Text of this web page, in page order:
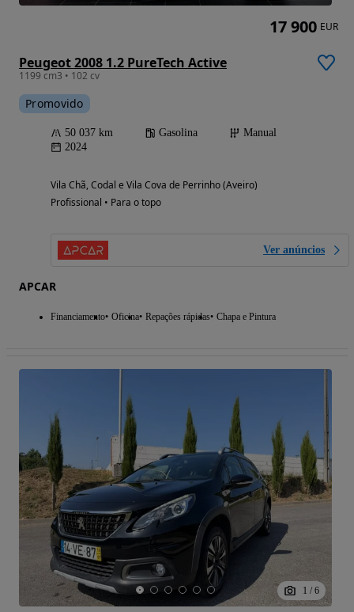
Peugeot 2008 1.2 PureTech Active
1199 cm3 • 102 cv
Promovido
50 037 km Gasolina
Manual
2024
Vila Chã, Codal e Vila Cova de Perrinho (Aveiro)
Profissional • Para o topo
Ver anúncios
APCAR
Financiamento Oficina Repações rápidas Chapa e Pintura
17 900 EUR
1 / 6